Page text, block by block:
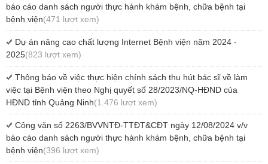
báo cáo danh sách người thực hành khám bệnh, chữa bệnh tại
bệnh viện(471 lượt xem)
Dự án nâng cao chất lượng Internet Bệnh viện năm 2024 -
2025(823 lượt xem)
Thông báo về việc thực hiện chính sách thu hút bác sĩ về làm
việc tại Bệnh viện theo Nghị quyết số 28/2023/NQ-HĐND của
HĐND tỉnh Quảng Ninh(1.476 lượt xem)
Công văn số 2263/BVVNTĐ-TTĐT&CĐT ngày 12/08/2024 v/v
báo cáo danh sách người thực hành khám bệnh, chữa bệnh tại
bệnh viện(396 lượt xem)